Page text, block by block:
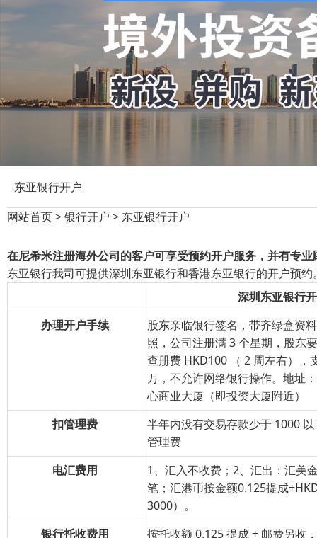
东亚银行开户
网站首页>银行开户 > 东亚银行开户
在尼希米注册海外公司的客户可享受预约开户服务，并有专
东亚银行我司可提供深圳东亚银行和香港东亚银行的开户预
深圳东亚银行
办理开户手续
股东亲临银行签名，带齐绿盒资
照，公司注册满 3 个星期，股东
查册费 HKD100 （ 2 周左右），
万，不允许网络银行操作。地址
心商业大厦（即投资大厦附近）
扣管理费
半年内没有交易存款少于 1000
管理费
电汇费用
1、汇入不收费；2、汇出：汇美
笔；汇港币按金额0.125提成
3000）。
银行托收费用
按托收额 0.125 提成 + 邮费另收